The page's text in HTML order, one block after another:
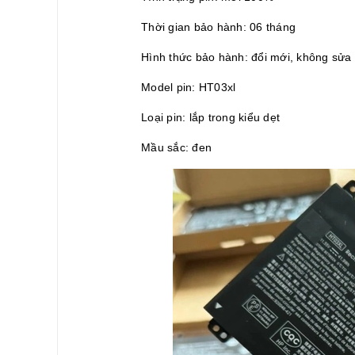
Thời gian bảo hành: 06 tháng
Hình thức bảo hành: đổi mới, không sửa
Model pin: HT03xl
Loại pin: lắp trong kiểu dẹt
Mầu sắc: đen